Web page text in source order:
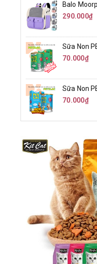
Balo
290.000₫
Sữa Non
70.000₫
Sữa Non
70.000₫